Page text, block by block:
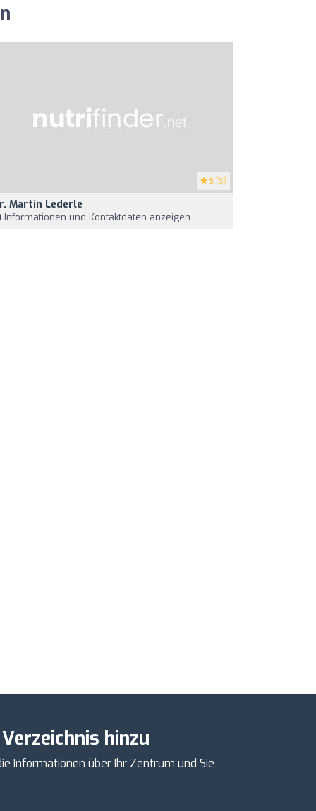
5 (5)
Martin Lederle
Informationen und Kontaktdaten anzeigen
hinzu
Informationen über Ihr Zentrum und Sie